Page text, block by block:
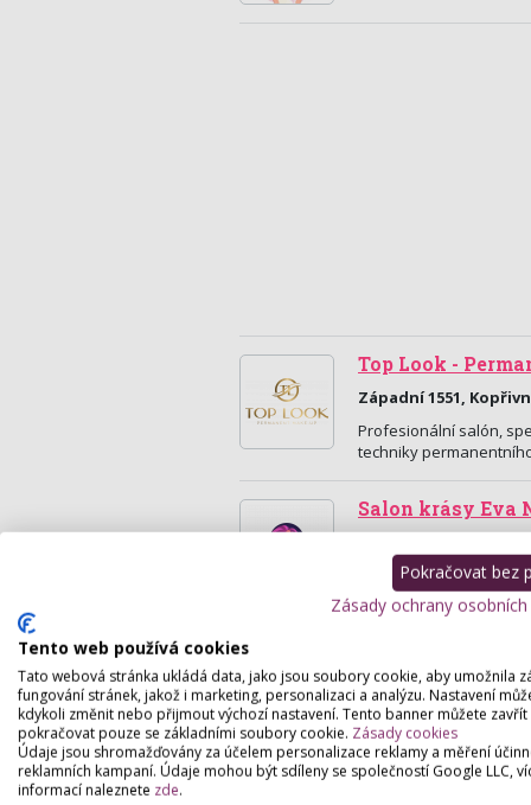
Top Look -
Západní 1551,
Profesionální salón,
techniky
Salon krásy Eva
Salon krásy v Toveři u
Masarykovo Náměstí
Permanentní make-up
klasickou barvou, Lash
Permanentní
Pokračovat bez
Zásady ochrany
Tento web používá cookies
Tato webová stránka ukládá data, jako jsou soubory cookie, aby umožnila
fungování stránek, jakož i marketing, personalizaci a analýzu. Nastavení
kdykoli změnit nebo přijmout výchozí nastavení. Tento banner můžete zavřít
pokračovat pouze se základními soubory cookie. Zásady cookies
Údaje jsou shromažďovány za účelem personalizace reklamy a měření
reklamních kampaní. Údaje mohou být sdíleny se společností Google LLC,
informací naleznete zde.